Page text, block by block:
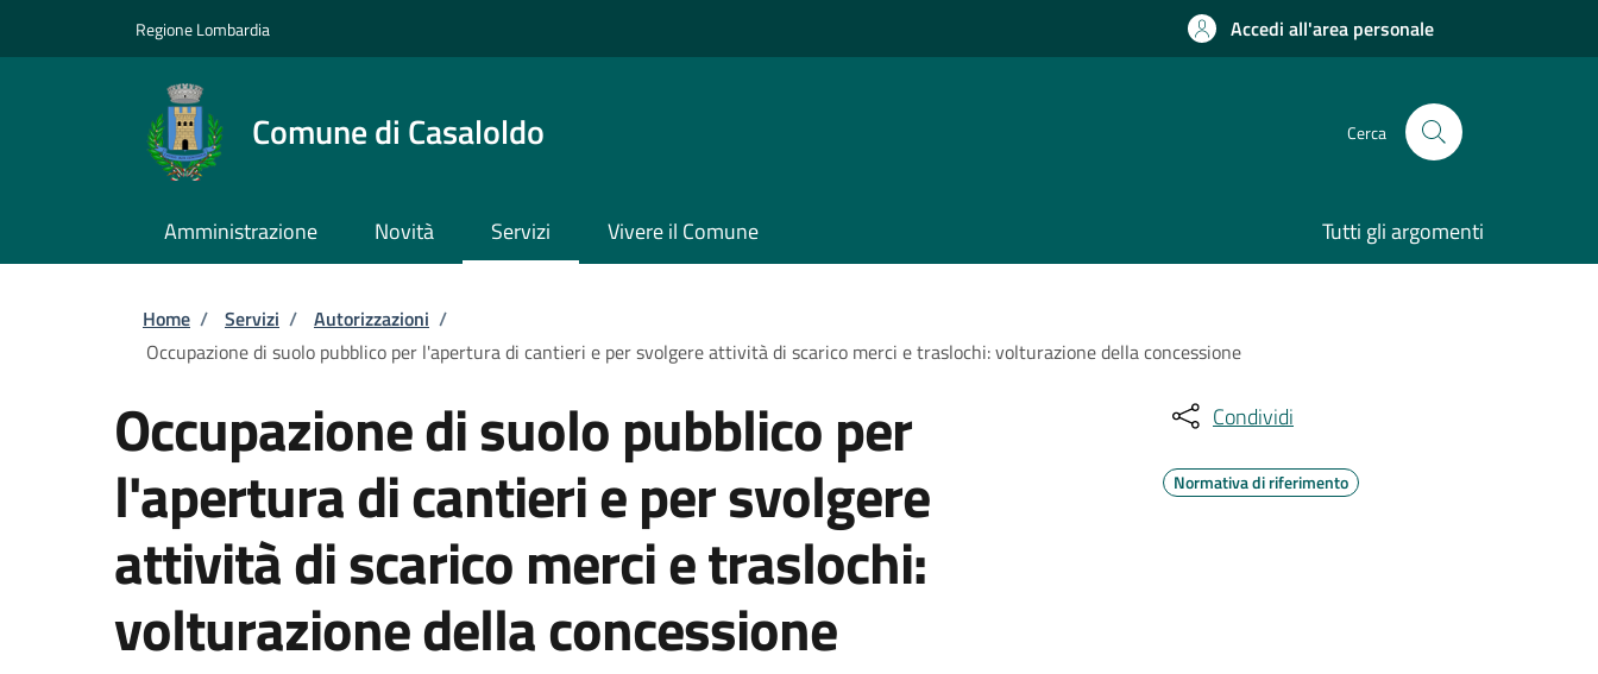
Regione Lombardia Accedi all'area personale
Comune di Casaloldo Cerca
Amministrazione Novità Servizi Vivere il Comune Tutti gli argomenti
Briciole di pane
Home / Servizi / Autorizzazioni /
Occupazione di suolo pubblico per l'apertura di cantieri e per svolgere attività di scarico merci e traslochi: volturazione della concessione
Occupazione di suolo pubblico per
l'apertura di cantieri e per svolgere
attività di scarico merci e traslochi:
volturazione della concessione
Condividi
Normativa di riferimento